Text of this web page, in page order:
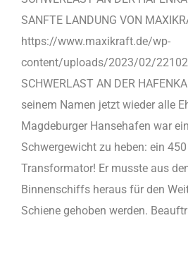
SANFTE LANDUNG VON
https://www.maxikraft.de/wp-
content/uploads/2023/02/
SCHWERLAST AN DER
seinem Namen jetzt wieder alle
Magdeburger Hansehafen war
Schwergewicht zu heben: ein
Transformator! Er musste aus
Binnenschiffs heraus für den
Schiene gehoben werden.